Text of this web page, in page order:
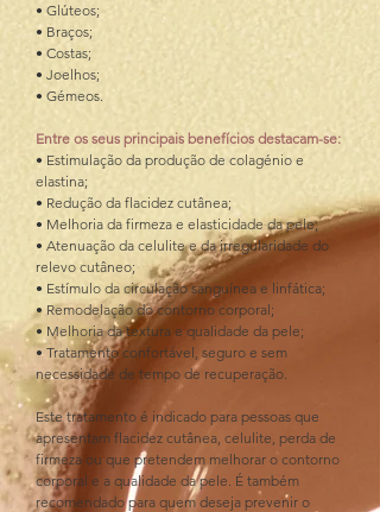
• Glúteos;
• Braços;
• Costas;
• Joelhos;
• Gémeos.
Entre os seus principais benefícios destacam-se:
• Estimulação da produção de colagénio e
elastina;
• Redução da flacidez cutânea;
• Melhoria da firmeza e elasticidade da pele;
• Atenuação da celulite e da irregularidade do
relevo cutâneo;
• Estímulo da circulação sanguínea e linfática;
• Remodelação do contorno corporal;
• Melhoria da textura e qualidade da pele;
• Tratamento confortável, seguro e sem
necessidade de tempo de recuperação.
Este tratamento é indicado para pessoas que
apresentam flacidez cutânea, celulite, perda de
firmeza ou que pretendem melhorar o contorno
corporal e a qualidade da pele. É também
recomendado para quem deseja prevenir o